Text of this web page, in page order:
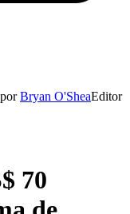
Bryan O'SheaEditor
70